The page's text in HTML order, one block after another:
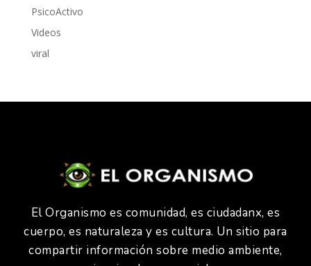
PsicoActivo
Videos
viral
El Organismo es comunidad, es ciudadanx, es
cuerpo, es naturaleza y es cultura. Un sitio para
compartir información sobre medio ambiente,